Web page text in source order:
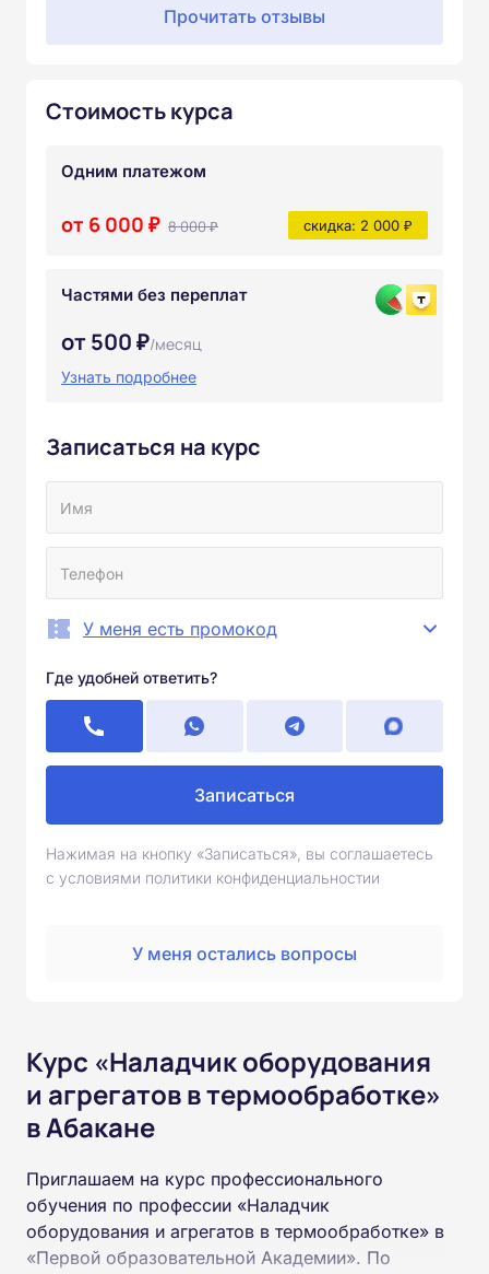
Прочитать отзывы
Стоимость курса
Одним платежом
от 6 000 ₽ 8 000 ₽ скидка: 2 000 ₽
Частями без переплат
от 500 ₽/месяц
Узнать подробнее
Записаться на курс
У меня есть промокод
Где удобней ответить?
Записаться
Нажимая на кнопку «Записаться», вы соглашаетесь
с условиями политики конфиденциальностии
У меня остались вопросы
Курс «Наладчик оборудования
и агрегатов в термообработке»
в Абакане
Приглашаем на курс профессионального
обучения по профессии «Наладчик
оборудования и агрегатов в термообработке» в
«Первой образовательной Академии». По